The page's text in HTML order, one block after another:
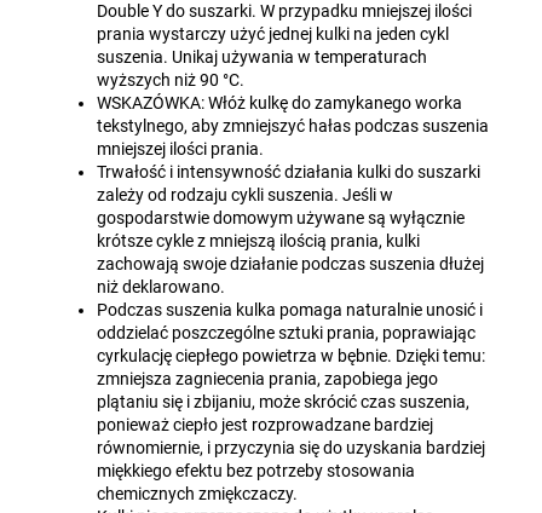
Double Y do suszarki. W przypadku mniejszej ilości
prania wystarczy użyć jednej kulki na jeden cykl
suszenia. Unikaj używania w temperaturach
wyższych niż 90 °C.
WSKAZÓWKA: Włóż kulkę do zamykanego worka
tekstylnego, aby zmniejszyć hałas podczas suszenia
mniejszej ilości prania.
Trwałość i intensywność działania kulki do suszarki
zależy od rodzaju cykli suszenia. Jeśli w
gospodarstwie domowym używane są wyłącznie
krótsze cykle z mniejszą ilością prania, kulki
zachowają swoje działanie podczas suszenia dłużej
niż deklarowano.
Podczas suszenia kulka pomaga naturalnie unosić i
oddzielać poszczególne sztuki prania, poprawiając
cyrkulację ciepłego powietrza w bębnie. Dzięki temu:
zmniejsza zagniecenia prania, zapobiega jego
plątaniu się i zbijaniu, może skrócić czas suszenia,
ponieważ ciepło jest rozprowadzane bardziej
równomiernie, i przyczynia się do uzyskania bardziej
miękkiego efektu bez potrzeby stosowania
chemicznych zmiękczaczy.